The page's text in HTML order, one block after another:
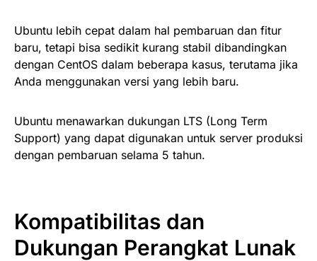
Ubuntu lebih cepat dalam hal pembaruan dan fitur
baru, tetapi bisa sedikit kurang stabil dibandingkan
dengan CentOS dalam beberapa kasus, terutama jika
Anda menggunakan versi yang lebih baru.
Ubuntu menawarkan dukungan LTS (Long Term
Support) yang dapat digunakan untuk server produksi
dengan pembaruan selama 5 tahun.
Kompatibilitas dan
Dukungan Perangkat Lunak